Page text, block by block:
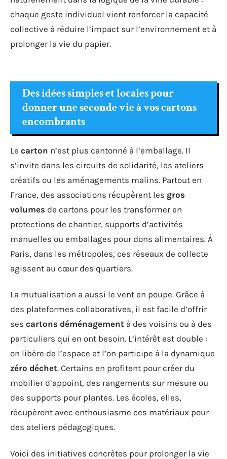
chaque geste individuel vient renforcer la capacité
collective à réduire l’impact sur l’environnement et à
prolonger la vie du papier.
Des idées simples et locales pour
donner une seconde vie à vos cartons
encombrants
Le carton n’est plus cantonné à l’emballage. Il
s’invite dans les circuits de solidarité, les ateliers
créatifs ou les aménagements malins. Partout en
France, des associations récupèrent les gros
volumes de cartons pour les transformer en
protections de chantier, supports d’activités
manuelles ou emballages pour dons alimentaires. À
Paris, dans les métropoles, ces réseaux de collecte
agissent au cœur des quartiers.
La mutualisation a aussi le vent en poupe. Grâce à
des plateformes collaboratives, il est facile d’offrir
ses cartons déménagement à des voisins ou à des
particuliers qui en ont besoin. L’intérêt est double :
on libère de l’espace et l’on participe à la dynamique
zéro déchet. Certains en profitent pour créer du
mobilier d’appoint, des rangements sur mesure ou
des supports pour plantes. Les écoles, elles,
récupèrent avec enthousiasme ces matériaux pour
des ateliers pédagogiques.
Voici des initiatives concrètes pour prolonger la vie